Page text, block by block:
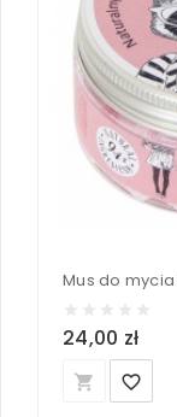
Mus do
24,00 zł
local_grocery_store favorite_border